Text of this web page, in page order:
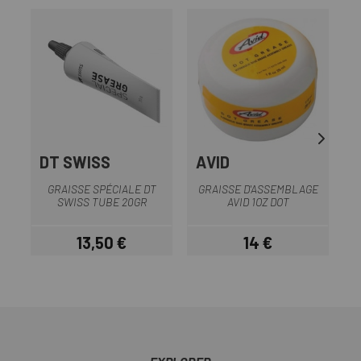
DT SWISS
GRAISSE SPÉCIALE DT
SWISS TUBE 20GR
Prix
13,50 €
AVID
GRAISSE D'ASSEMBLAGE
AVID 1OZ DOT
Prix
14 €